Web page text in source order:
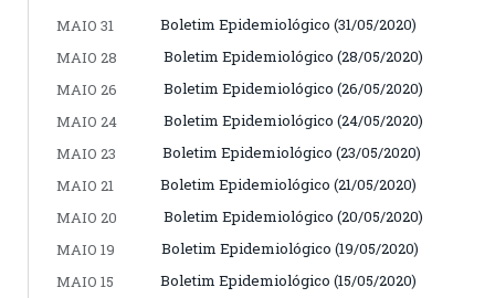
MAIO 31
Boletim Epidemiológico (31/05/2020)
MAIO 28
Boletim Epidemiológico (28/05/2020)
MAIO 26
Boletim Epidemiológico (26/05/2020)
MAIO 24
Boletim Epidemiológico (24/05/2020)
MAIO 23
Boletim Epidemiológico (23/05/2020)
MAIO 21
Boletim Epidemiológico (21/05/2020)
MAIO 20
Boletim Epidemiológico (20/05/2020)
MAIO 19
Boletim Epidemiológico (19/05/2020)
MAIO 15
Boletim Epidemiológico (15/05/2020)